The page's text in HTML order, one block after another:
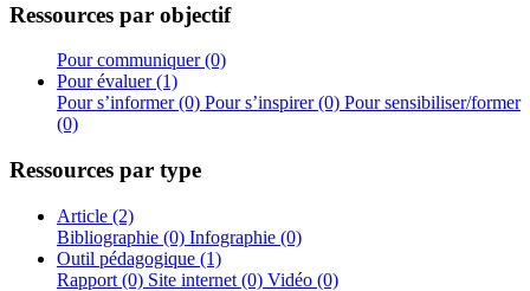
Ressources par objectif
Pour communiquer (0)
Pour évaluer (1)
Pour s’informer (0) Pour s’inspirer (0) Pour sensibiliser/former
(0)
Ressources par type
Article (2)
Bibliographie (0) Infographie (0)
Outil pédagogique (1)
Rapport (0) Site internet (0) Vidéo (0)